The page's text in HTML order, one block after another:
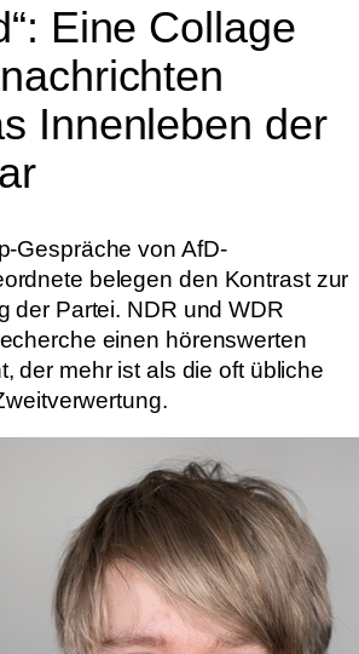
Eine Collage
Innenleben der
Gespräche von AfD-
belegen den Kontrast zur
der Partei. NDR und WDR
einen hörenswerten
der mehr ist als die oft übliche